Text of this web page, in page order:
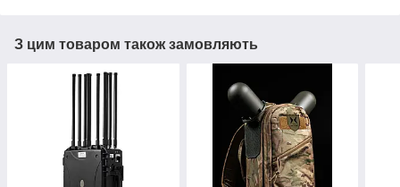
З цим товаром також замовляють